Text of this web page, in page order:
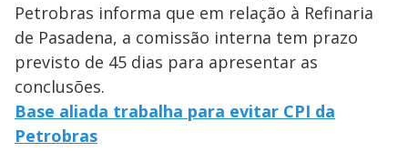
Petrobras informa que em relação à Refinaria
de Pasadena, a comissão interna tem prazo
previsto de 45 dias para apresentar as
conclusões.
Base aliada trabalha para evitar CPI da
Petrobras